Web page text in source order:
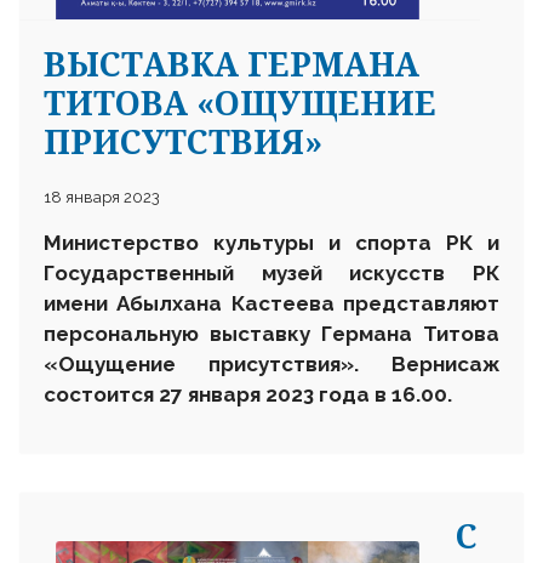
ВЫСТАВКА ГЕРМАНА
ТИТОВА «ОЩУЩЕНИЕ
ПРИСУТСТВИЯ»
18 января 2023
Министерство культуры и спорта РК и
Государственный музей искусств РК
имени Абылхана Кастеева представляют
персональную выставку Германа Титова
«Ощущение присутствия». Вернисаж
состоится 27 января 2023 года в 16.00.
С